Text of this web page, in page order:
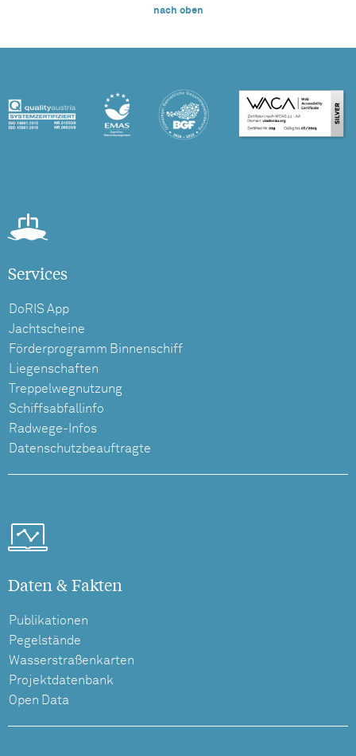
nach oben
Services
DoRIS App
Jachtscheine
Förderprogramm Binnenschiff
Liegenschaften
Treppelwegnutzung
Schiffsabfallinfo
Radwege-Infos
Datenschutzbeauftragte
Daten & Fakten
Publikationen
Pegelstände
Wasserstraßenkarten
Projektdatenbank
Open Data